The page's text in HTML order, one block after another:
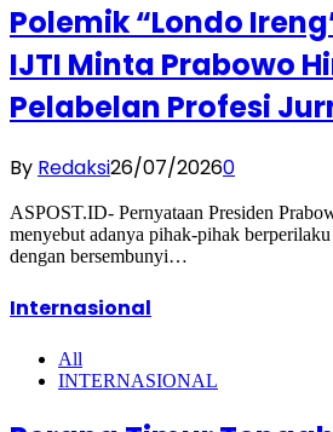
Polemik “Londo
IJTI Minta Prabowo
Pelabelan Profesi
By Redaksi26/07/20260
ASPOST.ID- Pernyataan Presiden
menyebut adanya pihak-pihak
dengan bersembunyi…
Internasional
All
INTERNASIONAL